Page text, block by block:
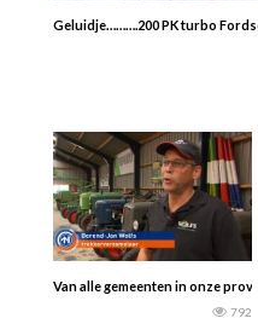
Geluidje……….200 PK turbo
Van alle gemeenten in onze
792